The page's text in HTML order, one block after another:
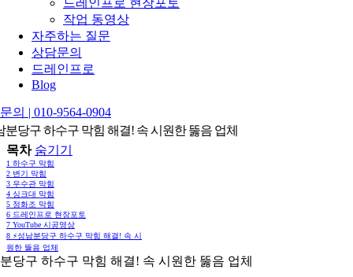
드레인프로 현장포토
작업 동영상
자주하는 질문
상담문의
드레인프로
Blog
의 | 010-9564-0904
분당구 하수구 막힘 해결! 속 시원한 뚫음 업체
목차 숨기기
1 하수구 막힘
2 변기 막힘
3 우수관 막힘
4 싱크대 막힘
5 정화조 막힘
6 드레인프로 현장포토
7 YouTube 시공영상
8 ⚡️성남분당구 하수구 막힘 해결! 속 시
원한 뚫음 업체
당구 하수구 막힘 해결! 속 시원한 뚫음 업체